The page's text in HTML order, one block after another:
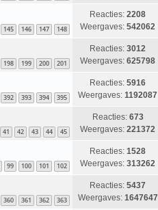
145 146 147 148
Reacties: 2208
Weergaves: 542062
198 199 200 201
Reacties: 3012
Weergaves: 625798
392 393 394 395
Reacties: 5916
Weergaves: 1192087
41 42 43 44 45
Reacties: 673
Weergaves: 221372
99 100 101 102
Reacties: 1528
Weergaves: 313262
360 361 362 363
Reacties: 5437
Weergaves: 1647647